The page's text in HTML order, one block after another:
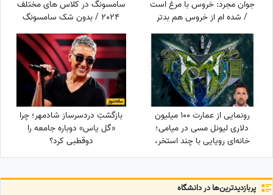
جوان مجرد: خروس با مرغ است
/ شده ام از خروس هم بدتر
سامسونگ در کلاس های مختلف
2024 / بدون شک سامسونگ
S24 Ultra در حال حاضر
قدرتمندترین گوشی سامسونگ
برای گیمینگ در بازار است
رونمایی از عمارت 100 میلیون
دلاری لیونل مسی در میامی؛
خانه‌ای رویایی با چند استخر،
سینمای خانگی و گاراژ بزرگ!
بازگشتِ دردسرساز شادمهر؛ چرا
«گل یاس» دوباره جامعه را
دو‌قطبی کرد؟
پربازدید‌ترین‌ها در دانشگاه